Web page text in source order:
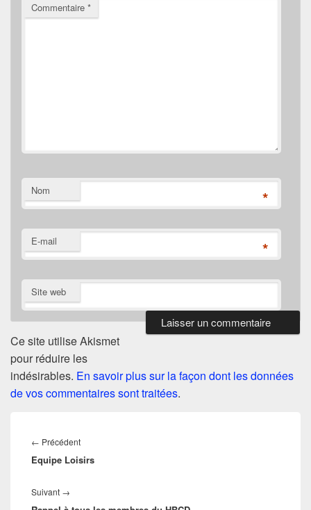
Commentaire *
Nom *
E-mail *
Site web
Ce site utilise Akismet
pour réduire les
indésirables. En savoir plus sur la façon dont les données
de vos commentaires sont traitées.
de
l’article
← PrécédentArticle
précédent :
Equipe Loisirs
Suivant →